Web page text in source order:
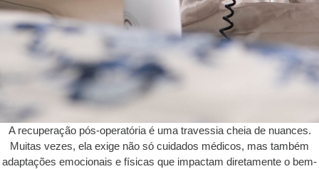
A recuperação pós-operatória é uma travessia cheia de nuances.
Muitas vezes, ela exige não só cuidados médicos, mas também
adaptações emocionais e físicas que impactam diretamente o bem-